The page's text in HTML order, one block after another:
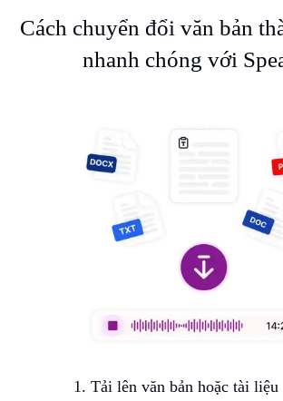
Cách chuyển đổi văn bản
nhanh chóng với
1. Tải lên văn bản hoặc tài liệu